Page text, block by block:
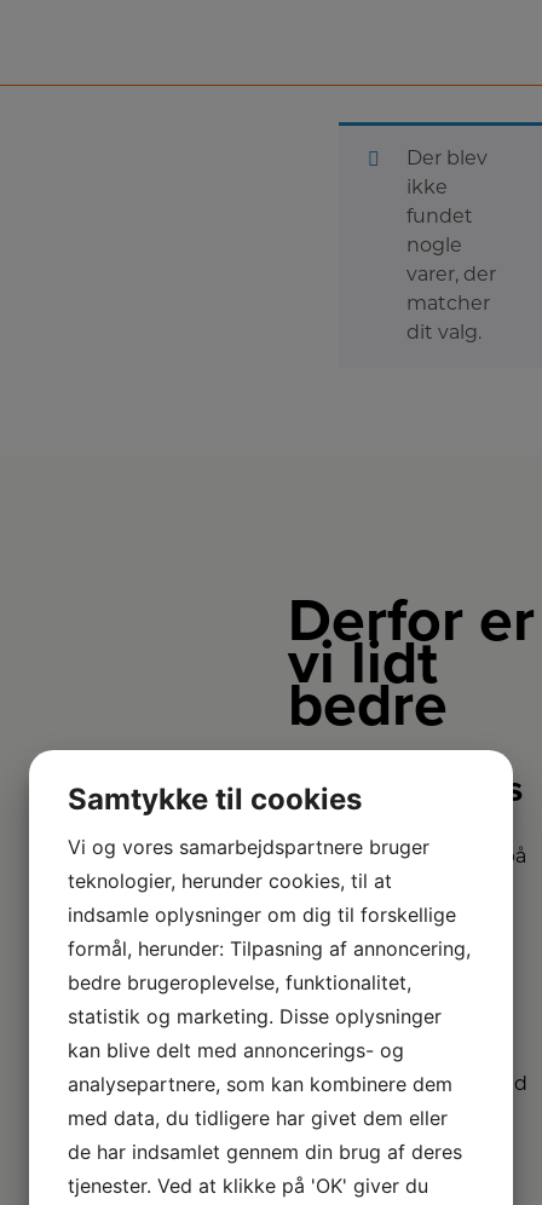
Der blev
ikke
fundet
nogle
varer, der
matcher
dit valg.
Derfor er
vi lidt
bedre
2+2 års
garanti
Vi har udvidet garanti på
udvalgte produkter
– så du er sikret i 4 år.
Stort
sortiment
Vi har et af Danmarks
største sortimenter med
alle de kendte
varemærker.
Samtykke til cookies
Vi og vores samarbejdspartnere bruger
teknologier, herunder cookies, til at
indsamle oplysninger om dig til forskellige
formål, herunder: Tilpasning af annoncering,
bedre brugeroplevelse, funktionalitet,
statistik og marketing. Disse oplysninger
kan blive delt med annoncerings- og
analysepartnere, som kan kombinere dem
med data, du tidligere har givet dem eller
de har indsamlet gennem din brug af deres
tjenester. Ved at klikke på 'OK' giver du